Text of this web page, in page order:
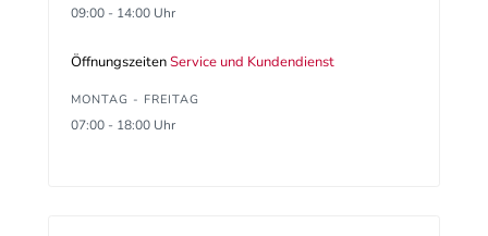
09:00 - 14:00 Uhr
ÖffnungszeitenService und Kundendienst
MONTAG - FREITAG
07:00 - 18:00 Uhr